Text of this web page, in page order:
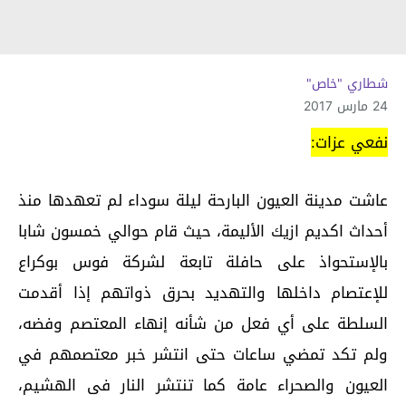
شطاري "خاص"
24 مارس 2017
نفعي عزات:
عاشت مدينة العيون البارحة ليلة سوداء لم تعهدها منذ
أحداث اكديم ازيك الأليمة، حيث قام حوالي خمسون شابا
بالإستحواذ على حافلة تابعة لشركة فوس بوكراع
للإعتصام داخلها والتهديد بحرق ذواتهم إذا أقدمت
السلطة على أي فعل من شأنه إنهاء المعتصم وفضه،
ولم تكد تمضي ساعات حتى انتشر خبر معتصمهم في
العيون والصحراء عامة كما تنتشر النار في الهشيم،